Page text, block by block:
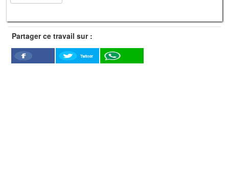
Partager ce travail sur :
Facebook
Twitter